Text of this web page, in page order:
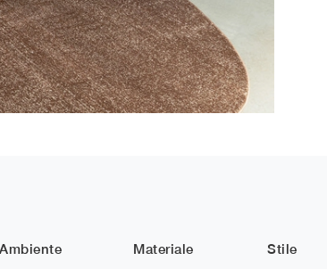
Ambiente Materiale Stile